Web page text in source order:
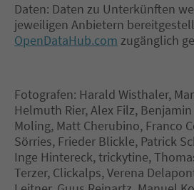
Daten: Daten zu Unterkünften
jeweiligen Anbietern
OpenDataHub.com zugänglich
Fotografen: Harald Wisthaler,
Helmuth Rier, Alex Filz,
Moling, Matt Cherubino, Franco
Sörries, Frieder Blickle, Patrick
Inge Hintereck, trickytine,
Terzer, Clickalps, Verena